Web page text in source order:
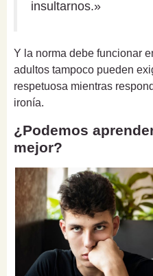
insultarnos.»
Y la norma debe funcionar
adultos tampoco pueden
respetuosa mientras
ironía.
¿Podemos
mejor?